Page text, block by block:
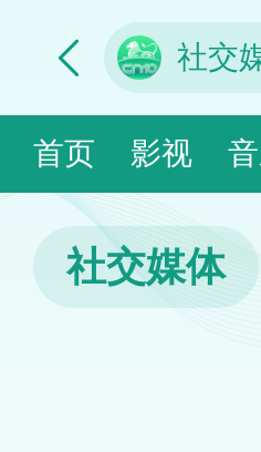
首页 影视
社交媒体